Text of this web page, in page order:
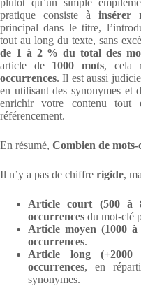
plutôt qu’un simple
pratique consiste àinsérer
principal dans le titre,
tout au long du texte, sans
de 1 à 2 % du total des
article de 1000 mots, cela
occurrences. Il est aussi
en utilisant des synonymes et
enrichir votre contenu tout
référencement.
En résumé, Combien de
Il n’y a pas de chiffre rigide,
Article court (500 à
occurrences du mot-clé
Article moyen (1000 à
occurrences.
Article long (+2000
occurrences, en
synonymes.